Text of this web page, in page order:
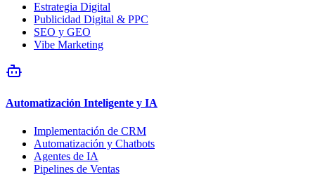
Estrategia Digital
Publicidad Digital & PPC
SEO y GEO
Vibe Marketing
Automatización Inteligente y IA
Implementación de CRM
Automatización y Chatbots
Agentes de IA
Pipelines de Ventas